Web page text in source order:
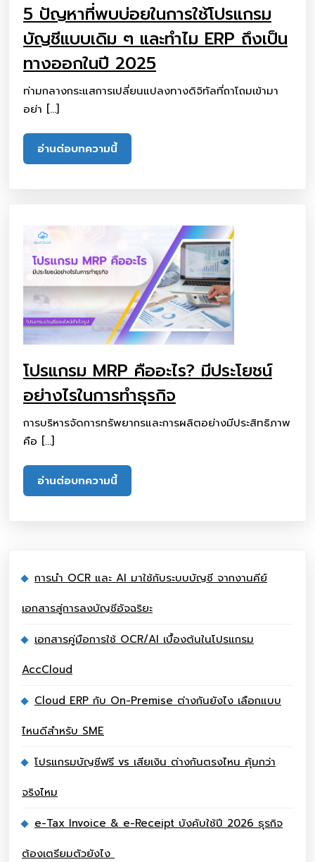
5 ปัญหาที่พบบ่อยในการใช้โปรแกรม
บัญชีแบบเดิม ๆ และทำไม ERP ถึงเป็น
ทางออกในปี 2025
ท่ามกลางกระแสการเปลี่ยนแปลงทางดิจิทัลที่ถาโถมเข้ามา
อย่า […]
อ่านต่อบทความนี้
โปรแกรม MRP คืออะไร? มีประโยชน์
อย่างไรในการทำธุรกิจ
การบริหารจัดการทรัพยากรและการผลิตอย่างมีประสิทธิภาพ
คือ […]
อ่านต่อบทความนี้
การนำ OCR และ AI มาใช้กับระบบบัญชี จากงานคีย์
เอกสารสู่การลงบัญชีอัจฉริยะ
เอกสารคู่มือการใช้ OCR/AI เบื้องต้นในโปรแกรม
AccCloud
Cloud ERP กับ On-Premise ต่างกันยังไง เลือกแบบ
ไหนดีสำหรับ SME
โปรแกรมบัญชีฟรี vs เสียเงิน ต่างกันตรงไหน คุ้มกว่า
จริงไหม
e-Tax Invoice & e-Receipt บังคับใช้ปี 2026 ธุรกิจ
ต้องเตรียมตัวยังไง